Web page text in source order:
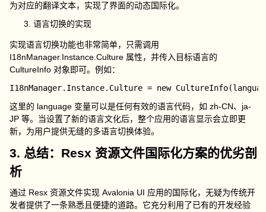
为对应的翻译文本，实现了界面的动态国际化。
语言切换的实现
实现语言切换功能也非常简单，只需调用
I18nManager.Instance.Culture 属性，并传入目标语言的
CultureInfo 对象即可。例如：
这里的 language 变量可以是任何有效的语言代码，如zh-CN、 ja-
JP 等。当设置了新的语言文化后，整个应用的语言显示会立即更
新，为用户提供无缝的多语言切换体验。
3. 总结：Resx 资源文件国际化方案的优劣剖
析
通过 Resx 资源文件实现 Avalonia UI 应用的国际化，无疑为传统开
发者提供了一条熟悉且便捷的道路。它充分利用了已有的开发经验